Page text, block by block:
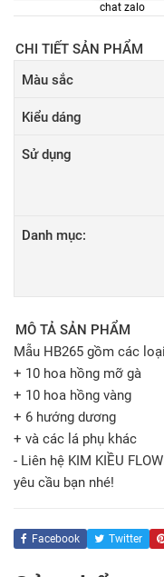
chat zalo
CHI TIẾT SẢN PHẨM
Màu sắc
Kiểu dáng
Sử dụng
Danh mục:
MÔ TẢ SẢN PHẨM
Mẫu HB265 gồm các
+ 10 hoa hồng mỡ gà
+ 10 hoa hồng vàng
+ 6 hướng dương
+ và các lá phụ khác
- Liên hệ KIM KIỀU
yêu cầu bạn nhé!
Facebook Twitter